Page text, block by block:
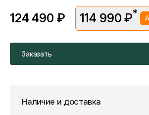
124 490 ₽ 114 990 ₽*
Цена без скидки —124 490 ₽. Подробности
консультантов.
Заказать
Наличие и доставка